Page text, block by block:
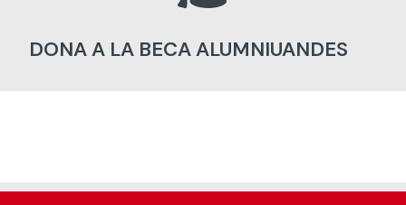
DONA A LA BECA ALUMNIUANDES